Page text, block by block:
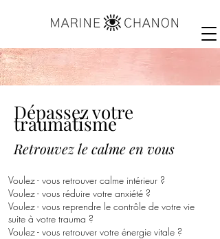
Dépassez votre
traumatisme
Retrouvez le calme en vous
Voulez - vous retrouver calme intérieur ?
Voulez - vous réduire votre anxiété ?
Voulez - vous reprendre le contrôle de votre vie
suite à votre trauma ?
Voulez - vous retrouver votre énergie vitale ?